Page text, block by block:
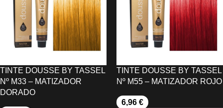
TINTE DOUSSE BY TASSEL
Nº M33 – MATIZADOR
DORADO
TINTE DOUSSE BY TASSEL
Nº M55 – MATIZADOR ROJO
6,96 €